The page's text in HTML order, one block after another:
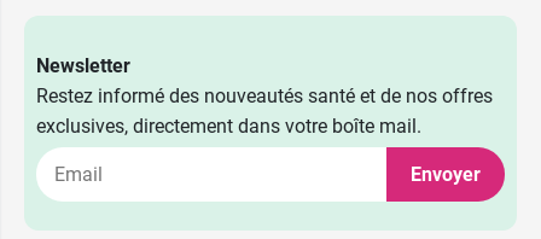
Newsletter
Restez informé des nouveautés santé et de nos offres
exclusives, directement dans votre boîte mail.
Envoyer